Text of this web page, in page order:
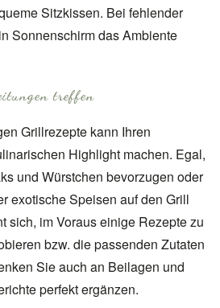
Sitzkissen. Bei fehlender
Sonnenschirm das Ambiente
treffen
Grillrezepte kann Ihren
Highlight machen. Egal,
und Würstchen bevorzugen oder
exotische Speisen auf den Grill
sich, im Voraus einige Rezepte zu
bzw. die passenden Zutaten
Sie auch an Beilagen und
perfekt ergänzen.